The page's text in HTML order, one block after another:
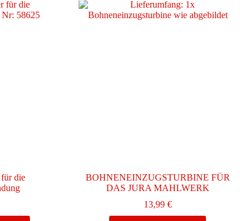
die
BOHNENEINZUGSTURBINE FÜR
DAS JURA MAHLWERK
13,99 €